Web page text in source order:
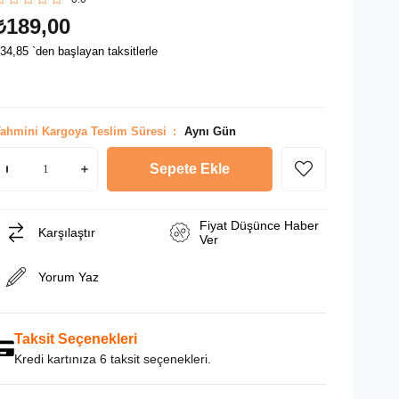
`den başlayan taksitlerle
Kargoya Teslim Süresi : Aynı Gün
Karşılaştır
Fiyat Düşünce Haber
Ver
Yorum Yaz
Taksit Seçenekleri
Kredi kartınıza 6 taksit seçenekleri.